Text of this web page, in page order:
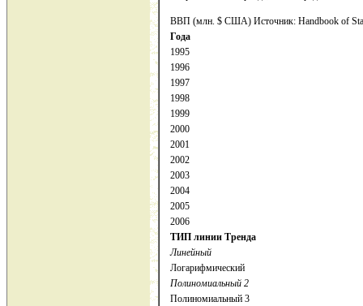
ВВП (млн. $ США) Источник: Handbook of
Года
1995
1996
1997
1998
1999
2000
2001
2002
2003
2004
2005
2006
ТИП линии Тренда
Линейный
Логарифмический
Полиномиальный 2
Полиномиальный 3